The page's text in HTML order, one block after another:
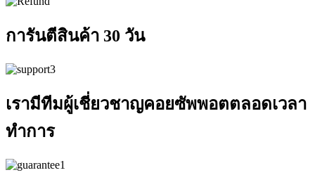
การันตีสินค้า 30 วัน
เรามีทีมผู้เชี่ยวชาญคอยซัพพอตตลอดเวลา
ทำการ